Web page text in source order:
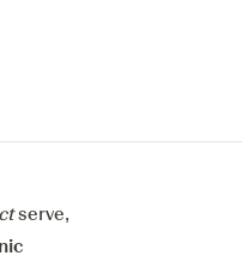
serve,Accepter tout